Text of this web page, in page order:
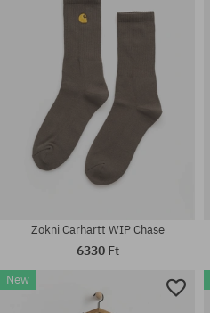
Zokni Carhartt WIP Chase
6330 Ft
New